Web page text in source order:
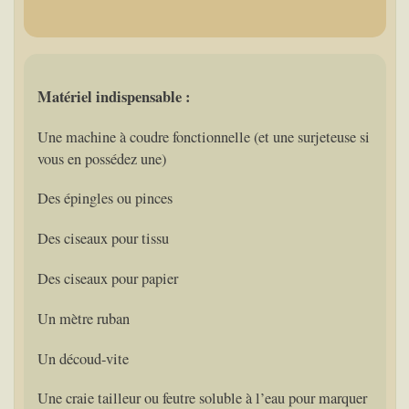
Matériel indispensable :
Une machine à coudre fonctionnelle (et une surjeteuse si
vous en possédez une)
Des épingles ou pinces
Des ciseaux pour tissu
Des ciseaux pour papier
Un mètre ruban
Un découd-vite
Une craie tailleur ou feutre soluble à l’eau pour marquer